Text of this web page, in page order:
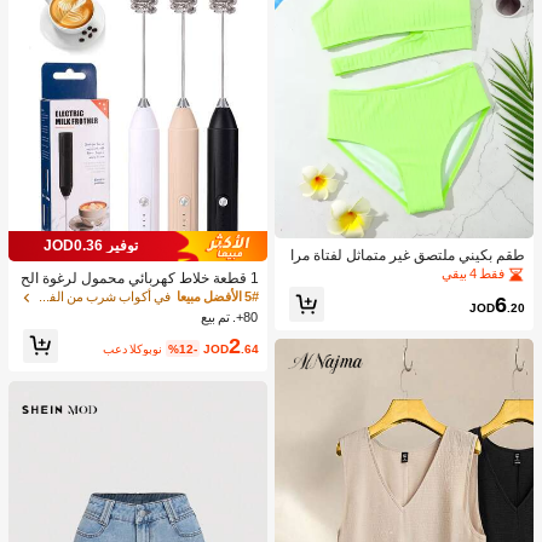
طقم بكيني ملتصق غير متماثل لفتاة مرا
هقة شاطئ صيفي
فقط 4 بيقي
JOD6.20
توفير JOD0.36
1 قطعة خلاط كهربائي محمول لرغوة الح
ليب، رغاية الحليب القابلة للشحن - شحن
USB، 3 سرعات، خلاط حليب كهربائي ص
غير، مناسب للقهوة/اللاتيه/الكابتشينو/الش
وكولاتة الساخنة/البيض
5# الأفضل مبيعا
في أكواب شرب من الفولاذ المقاوم للصدأ جهاز رغوة ال
80+. تم بيع
JOD2.64
%12- بعد الكوبون